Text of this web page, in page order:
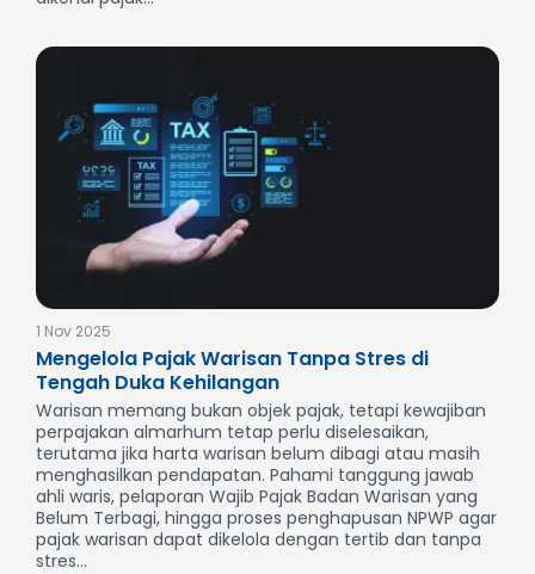
1 Nov 2025
Mengelola Pajak Warisan Tanpa Stres di
Tengah Duka Kehilangan
Warisan memang bukan objek pajak, tetapi kewajiban
perpajakan almarhum tetap perlu diselesaikan,
terutama jika harta warisan belum dibagi atau masih
menghasilkan pendapatan. Pahami tanggung jawab
ahli waris, pelaporan Wajib Pajak Badan Warisan yang
Belum Terbagi, hingga proses penghapusan NPWP agar
pajak warisan dapat dikelola dengan tertib dan tanpa
stres...